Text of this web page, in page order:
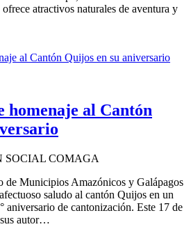
atractivos naturales de aventura y
al Cantón
SOCIAL COMAGA
de Municipios Amazónicos y Galápagos
saludo al cantón Quijos en un
aniversario de cantonización. Este 17 de
sus autor…